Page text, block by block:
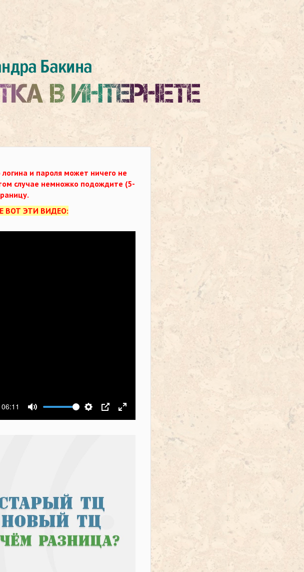
и пароля может ничего не
случае немножко подождите (5-
ВОТ ЭТИ ВИДЕО:
06:11
Выключить звукНастройки
PIP На весь экран